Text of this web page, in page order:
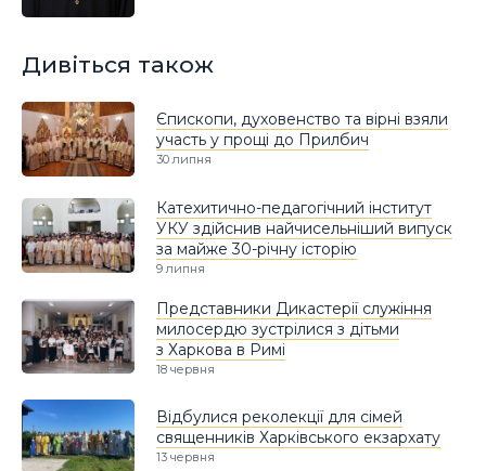
Дивіться також
Єпископи, духовенство та вірні взяли
участь у прощі до Прилбич
30 липня
Катехитично-педагогічний інститут
УКУ здійснив найчисельніший випуск
за майже 30-річну історію
9 липня
Представники Дикастерії служіння
милосердю зустрілися з дітьми
з Харкова в Римі
18 червня
Відбулися реколекції для сімей
священників Харківського екзархату
13 червня